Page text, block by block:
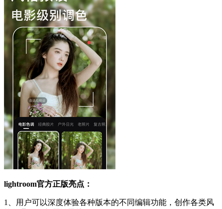
lightroom官方正版亮点：
1、用户可以深度体验各种版本的不同编辑功能，创作各类风